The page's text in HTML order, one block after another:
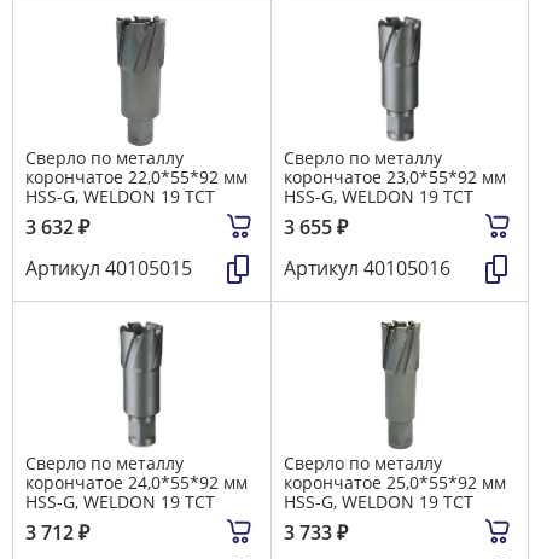
Сверло по металлу
корончатое 22,0*55*92 мм
HSS-G, WELDON 19 TCT
3 632₽
Артикул 40105015
Сверло по металлу
корончатое 23,0*55*92 мм
HSS-G, WELDON 19 TCT
3 655₽
Артикул 40105016
Сверло по металлу
корончатое 24,0*55*92 мм
HSS-G, WELDON 19 TCT
3 712₽
Сверло по металлу
корончатое 25,0*55*92 мм
HSS-G, WELDON 19 TCT
3 733₽